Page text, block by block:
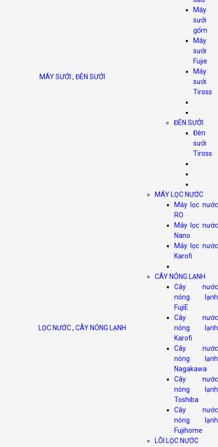
MÁY SƯỞI,ĐÈN SƯỞI
Máy
sưởi
gốm
Máy
sưởi
Fujie
Máy
sưởi
Tiross
ĐÈN SƯỞI
Đèn
sưởi
Tiross
LỌC NƯỚC, CÂY NÓNG LẠNH
MÁY LỌC NƯỚC
Máy lọc nước
RO
Máy lọc nước
Nano
Máy lọc nước
Karofi
CÂY NÓNG LẠNH
Cây nước
nóng lạnh
FujiE
Cây nước
nóng lạnh
Karofi
Cây nước
nóng lạnh
Nagakawa
Cây nước
nóng lạnh
Toshiba
Cây nước
nóng lạnh
Fujihome
LÕI LỌC NƯỚC